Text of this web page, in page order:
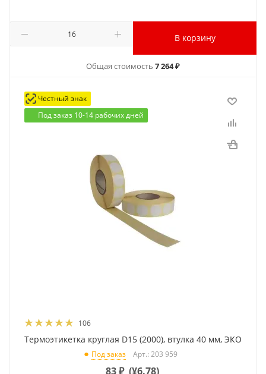
В корзину
Общая стоимость 7 264 ₽
Честный знак
Под заказ 10-14 рабочих дней
106
Термоэтикетка круглая D15 (2000), втулка 40 мм, ЭКО
Под заказ Арт.: 203 959
83₽ (¥6.78)